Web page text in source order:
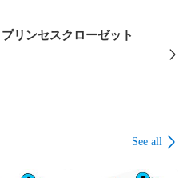
リンセスクローゼット
See all